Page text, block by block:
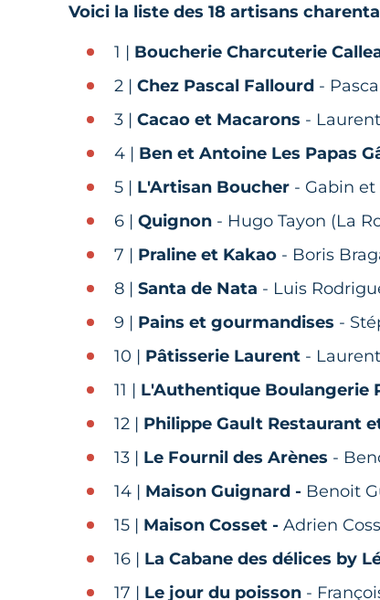
Voici la liste des 18 artisans
1 | Boucherie Charcuterie
2 |Chez Pascal Fallourd -
3 |Cacao et Macarons -
4 | Ben et Antoine Les Papas
5 | L'Artisan Boucher - Gabin
6 |Quignon - Hugo Tayon (La
7 | Praline et Kakao - Boris
8 | Santa de Nata - Luis
9 | Pains et gourmandises -
10 | Pâtisserie Laurent -
11 | L'Authentique Boulangerie
12 | Philippe Gault Restaurant
13 | Le Fournil des Arènes -
14 | Maison Guignard - Benoit
15 | Maison Cosset - Adrien
16 | La Cabane des délices by
17 | Le jour du poisson -